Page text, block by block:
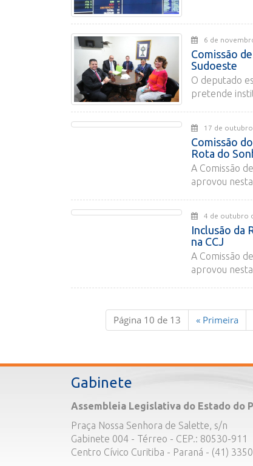
6 de
Comissão
Sudoeste
O deputado
pretende
17 de
Comissão
Rota do
A Comissão
aprovou
4 de
Inclusão da
na CCJ
A Comissão
aprovou
Página 10 de 13 «Primeira
Gabinete
Assembleia Legislativa do Estado do
Praça Nossa Senhora de Salette, s/n
Gabinete 004 - Térreo - CEP.: 80530-911
Centro Cívico Curitiba - Paraná - (41)